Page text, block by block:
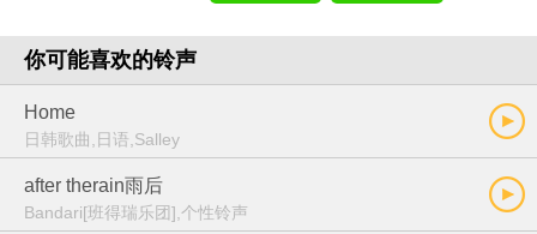
你可能喜欢的铃声
Home
日韩歌曲,日语,Salley
after therain雨后
Bandari[班得瑞乐团],个性铃声